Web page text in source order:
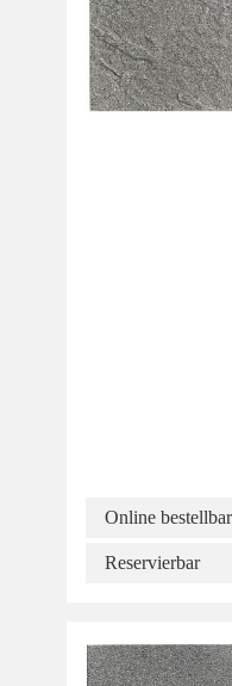
Online bestellbar
Reservierbar